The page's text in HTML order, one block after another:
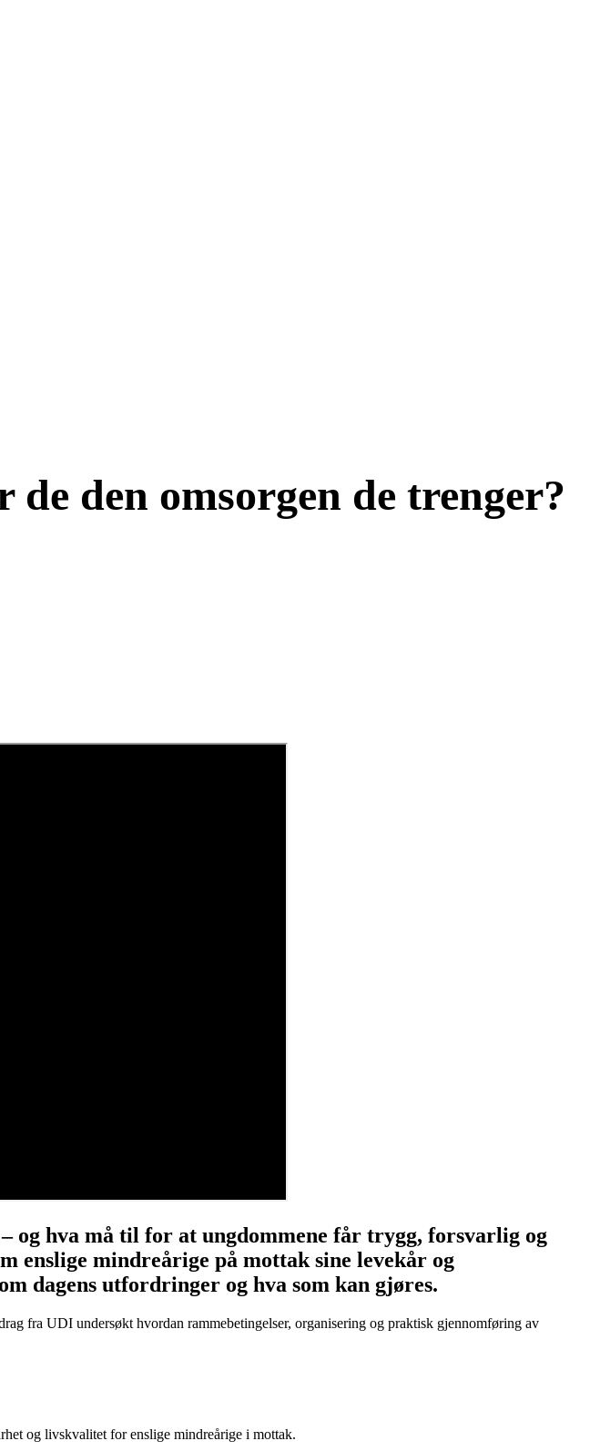
den omsorgen de trenger?
og hva må til for at ungdommene får trygg, forsvarlig og
enslige mindreårige på mottak sine levekår og
dagens utfordringer og hva som kan gjøres.
fra UDI undersøkt hvordan rammebetingelser, organisering og praktisk gjennomføring av
og livskvalitet for enslige mindreårige i mottak.